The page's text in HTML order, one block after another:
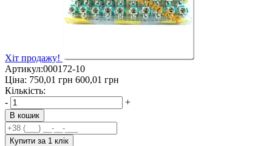
Хіт продажу!
Артикул:000172-10
Ціна: 750,01 грн 600,01 грн
Кількість:
-
+
В кошик
Купити за 1 клiк